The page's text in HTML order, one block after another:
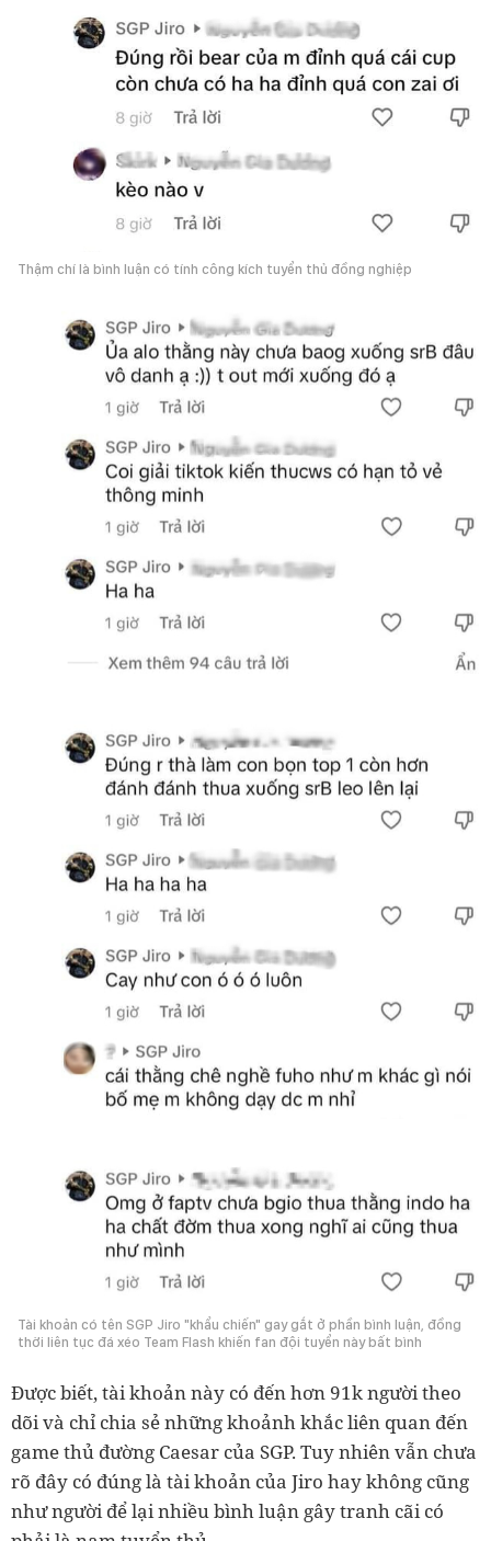
Thậm chí là bình luận có tính công kích tuyển thủ đồng nghiệp
Tài khoản có tên SGP Jiro "khẩu chiến" gay gắt ở phần bình luận, đồng
thời liên tục đá xéo Team Flash khiến fan đội tuyển này bất bình
Được biết, tài khoản này có đến hơn 91k người theo
dõi và chỉ chia sẻ những khoảnh khắc liên quan đến
game thủ đường Caesar của SGP. Tuy nhiên vẫn chưa
rõ đây có đúng là tài khoản của Jiro hay không cũng
như người để lại nhiều bình luận gây tranh cãi có